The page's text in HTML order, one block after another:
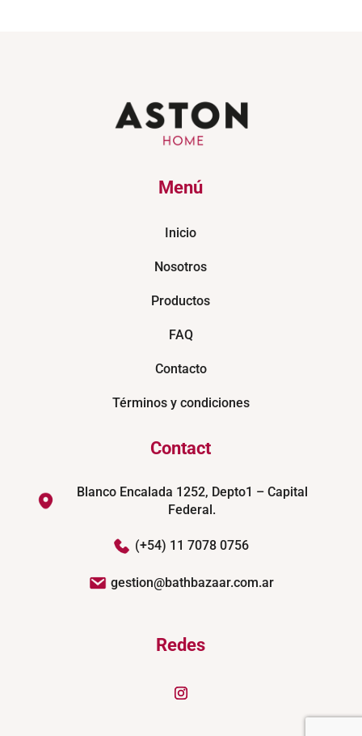
Menú
Inicio
Nosotros
Productos
FAQ
Contacto
Términos y condiciones
Contact
Blanco Encalada 1252, Depto1 – Capital
Federal.
(+54) 11 7078 0756
gestion@bathbazaar.com.ar
Redes